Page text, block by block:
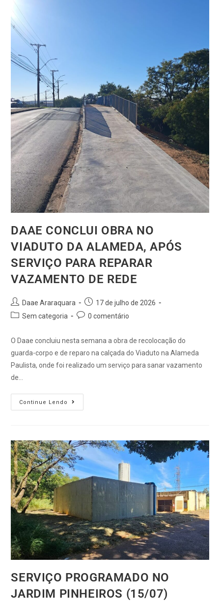
DAAE CONCLUI OBRA NO
VIADUTO DA ALAMEDA, APÓS
SERVIÇO PARA REPARAR
VAZAMENTO DE REDE
Daae Araraquara
17 de julho de 2026
Sem categoria
0 comentário
O Daae concluiu nesta semana a obra de recolocação do
guarda-corpo e de reparo na calçada do Viaduto na Alameda
Paulista, onde foi realizado um serviço para sanar vazamento
de…
Continue Lendo
SERVIÇO PROGRAMADO NO
JARDIM PINHEIROS (15/07)